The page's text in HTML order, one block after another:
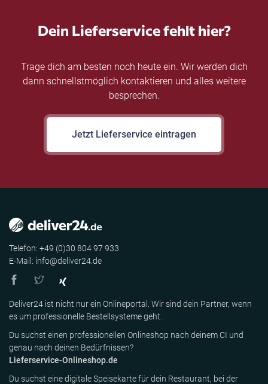
Dein Lieferservice fehlt hier?
Trage dich am besten noch heute ein. Wir werden dich
dann schnellstmöglich kontaktieren und alles weitere
besprechen.
Jetzt Lieferservice eintragen
Telefon: +49 (0)30 804 97 933
E-Mail: info@deliver24.de
Deliver24 ist nicht nur ein Onlineportal. Wir sind dein Partner, wenn
es um professionelle Bestellsysteme geht.
Du suchst einen professionellen Onlineshop nach deinem CI und
genau nach deinen Bedürfnissen?
Lieferservice-Onlineshop.de
Du suchst eine digitale Speisekarte für dein Restaurant, bei der